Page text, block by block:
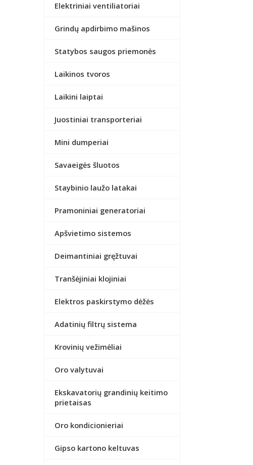
Elektriniai ventiliatoriai
Grindų apdirbimo mašinos
Statybos saugos priemonės
Laikinos tvoros
Laikini laiptai
Juostiniai transporteriai
Mini dumperiai
Savaeigės šluotos
Staybinio laužo latakai
Pramoniniai generatoriai
Apšvietimo sistemos
Deimantiniai gręžtuvai
Tranšėjiniai klojiniai
Elektros paskirstymo dėžės
Adatinių filtrų sistema
Krovinių vežimėliai
Oro valytuvai
Ekskavatorių grandinių keitimo
prietaisas
Oro kondicionieriai
Gipso kartono keltuvas